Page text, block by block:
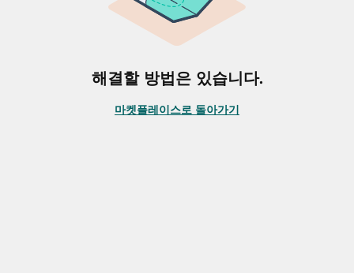
해결할 방법은 있습니다.
마켓플레이스로 돌아가기